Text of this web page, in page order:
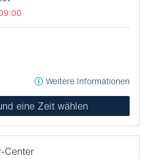
Weitere Informationen
eine Zeit wählen
Center